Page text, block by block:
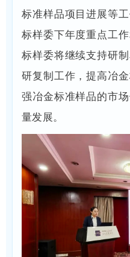
标准样品项目进展等
标样委下年度重点工
标样委将继续支持研
研复制工作，提高冶
强冶金标准样品的市
量发展。